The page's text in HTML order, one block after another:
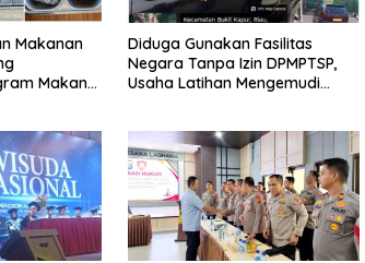
Makanan
Makan
Diduga Gunakan Fasilitas
Negara Tanpa Izin DPMPTSP,
Usaha Latihan Mengemudi